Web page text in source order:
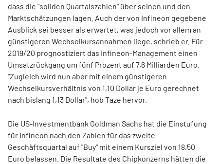
dass die "soliden Quartalszahlen" über seinen und den
Marktschätzungen lagen. Auch der von Infineon gegebene
Ausblick sei besser als erwartet, was jedoch vor allem an
günstigeren Wechselkursannahmen liege, schrieb er. Für
2019/20 prognostiziert das Infineon-Management einen
Umsatzrückgang um fünf Prozent auf 7,6 Milliarden Euro.
"Zugleich wird nun aber mit einem günstigeren
Wechselkursverhältnis von 1,10 Dollar je Euro gerechnet
nach bislang 1,13 Dollar", hob Taze hervor.
Die US-Investmentbank Goldman Sachs hat die Einstufung
für Infineon nach den Zahlen für das zweite
Geschäftsquartal auf "Buy" mit einem Kursziel von 18,50
Euro belassen. Die Resultate des Chipkonzerns hätten die